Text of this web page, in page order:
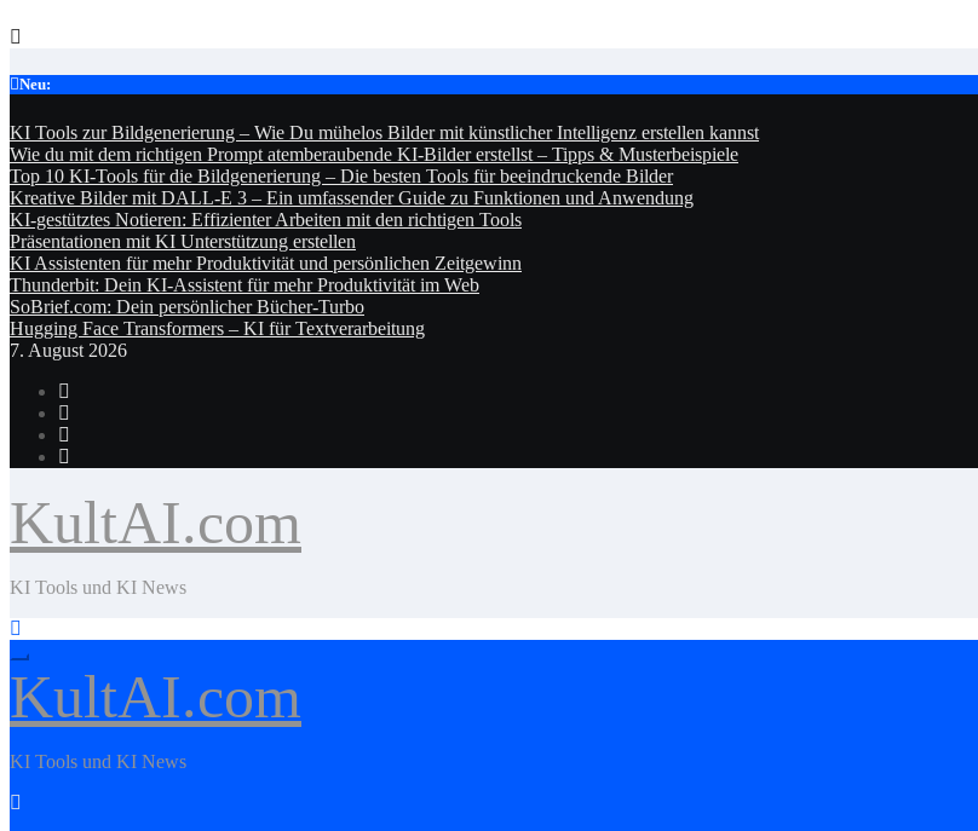
Skip
content
Neu:
KI Tools zur Bildgenerierung – Wie Du mühelos Bilder mit künstlicher Intelligenz erstellen kannst
Wie du mit dem richtigen Prompt atemberaubende KI-Bilder erstellst – Tipps & Musterbeispiele
Top 10 KI-Tools für die Bildgenerierung – Die besten Tools für beeindruckende Bilder
Kreative Bilder mit DALL-E 3 – Ein umfassender Guide zu Funktionen und Anwendung
KI-gestütztes Notieren: Effizienter Arbeiten mit den richtigen Tools
Präsentationen mit KI Unterstützung erstellen
KI Assistenten für mehr Produktivität und persönlichen Zeitgewinn
Thunderbit: Dein KI-Assistent für mehr Produktivität im Web
SoBrief.com: Dein persönlicher Bücher-Turbo
Hugging Face Transformers – KI für Textverarbeitung
7. August 2026
KultAI.com
KI Tools und KI News
KultAI.com
KI Tools und KI News